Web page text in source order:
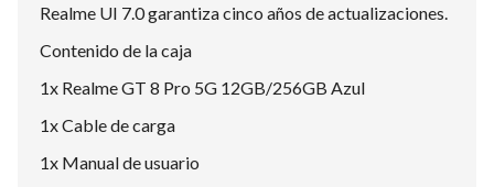
Realme UI 7.0 garantiza cinco años de actualizaciones.
Contenido de la caja
1x Realme GT 8 Pro 5G 12GB/256GB Azul
1x Cable de carga
1x Manual de usuario